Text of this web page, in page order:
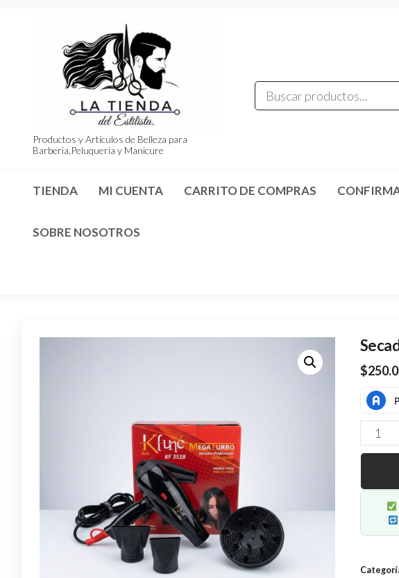
Productos y Artículos de Belleza para
Barberia,Peluqueria y Manicure
TIENDA MI CUENTA CARRITO DE COMPRAS
SOBRE NOSOTROS
$
Secador
KFUNE